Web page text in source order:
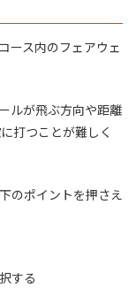
ース内のフェアウェ
ルが飛ぶ方向や距離
打つことが難しく
のポイントを押さえ
する